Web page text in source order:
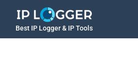
Best IP Logger & IP Tools